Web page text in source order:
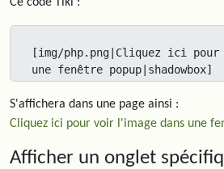
[img/php.png|Cliquez ici
une fenêtre popup|shadowbox]
S'affichera dans une page ainsi :
Cliquez ici pour voir l'image dans une
Afficher un onglet